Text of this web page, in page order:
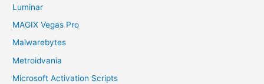
Luminar
MAGIX Vegas Pro
Malwarebytes
Metroidvania
Microsoft Activation Scripts